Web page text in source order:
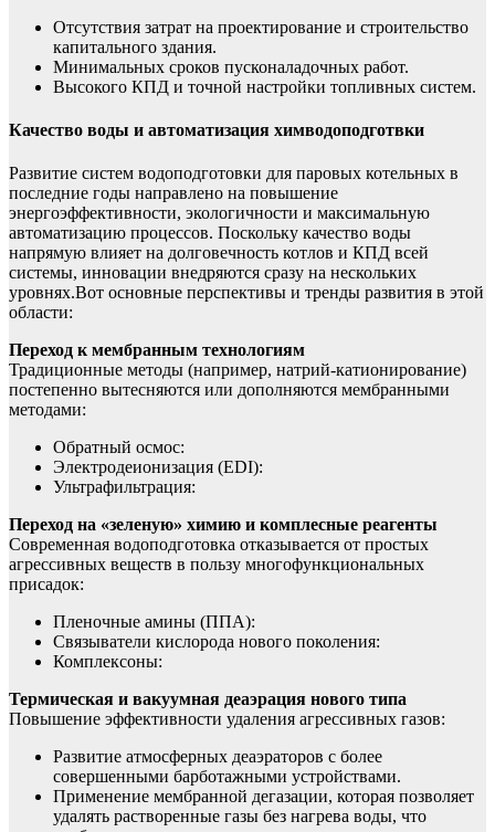
Отсутствия затрат на проектирование и строительство
капитального здания.
Минимальных сроков пусконаладочных работ.
Высокого КПД и точной настройки топливных систем.
Качество воды и автоматизация химводоподготвки
Развитие систем водоподготовки для паровых котельных в
последние годы направлено на повышение
энергоэффективности, экологичности и максимальную
автоматизацию процессов. Поскольку качество воды
напрямую влияет на долговечность котлов и КПД всей
системы, инновации внедряются сразу на нескольких
уровнях.Вот основные перспективы и тренды развития в этой
области:
Переход к мембранным технологиям
Традиционные методы (например, натрий-катионирование)
постепенно вытесняются или дополняются мембранными
методами:
Обратный осмос:
Электродеионизация (EDI):
Ультрафильтрация:
Переход на «зеленую» химию и комплесные реагенты
Современная водоподготовка отказывается от простых
агрессивных веществ в пользу многофункциональных
присадок:
Пленочные амины (ППА):
Связыватели кислорода нового поколения:
Комплексоны:
Термическая и вакуумная деаэрация нового типа
Повышение эффективности удаления агрессивных газов:
Развитие атмосферных деаэраторов с более
совершенными барботажными устройствами.
Применение мембранной дегазации, которая позволяет
удалять растворенные газы без нагрева воды, что